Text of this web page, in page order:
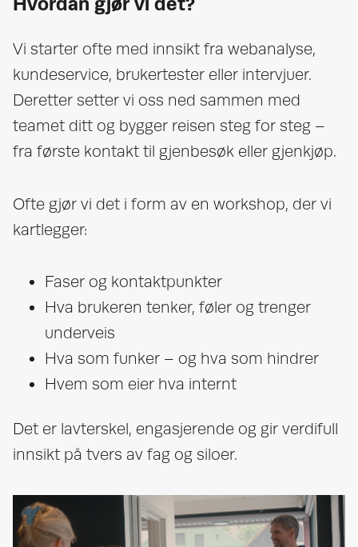
Vi starter ofte med innsikt fra webanalyse,
kundeservice, brukertester eller intervjuer.
Deretter setter vi oss ned sammen med
teamet ditt og bygger reisen steg for steg –
fra første kontakt til gjenbesøk eller gjenkjøp.
Ofte gjør vi det i form av en workshop, der vi
kartlegger:
Faser og kontaktpunkter
Hva brukeren tenker, føler og trenger
underveis
Hva som funker – og hva som hindrer
Hvem som eier hva internt
Det er lavterskel, engasjerende og gir verdifull
innsikt på tvers av fag og siloer.